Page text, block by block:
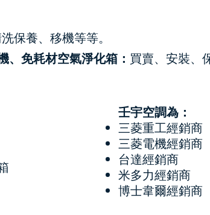
保養、移機等等。
、免耗材空氣淨化箱： 買賣、安裝、
​壬宇空調為：
三菱重工經銷商
三菱電機經銷商
台達經銷商
米多力經銷商
博士韋爾經銷商